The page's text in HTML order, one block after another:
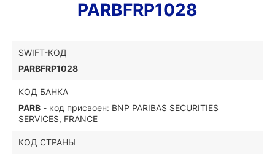
PARBFRP1028
SWIFT-КОД
PARBFRP1028
КОД БАНКА
PARB - код присвоен: BNP PARIBAS SECURITIES
SERVICES, FRANCE
КОД СТРАНЫ